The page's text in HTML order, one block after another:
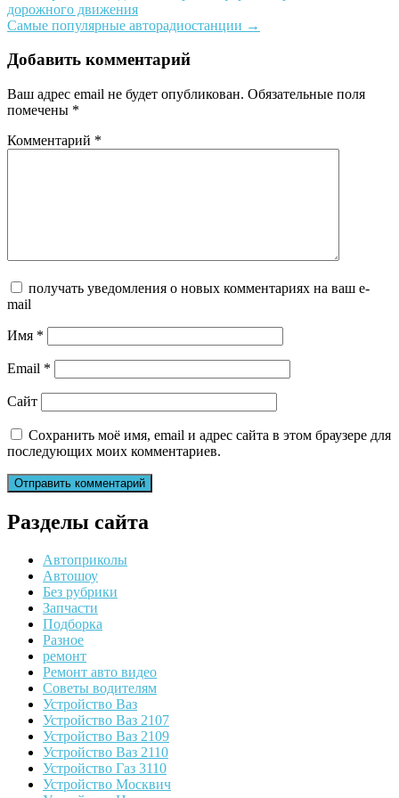
navigation
дорожного движения
Самые популярные авторадиостанции →
Добавить комментарий
Ваш адрес email не будет опубликован. Обязательные поля
помечены *
Комментарий *
получать уведомления о новых комментариях на ваш e-
mail
Имя *
Email *
Сайт
Сохранить моё имя, email и адрес сайта в этом браузере для
последующих моих комментариев.
Разделы сайта
Автоприколы
Автошоу
Без рубрики
Запчасти
Подборка
Разное
ремонт
Ремонт авто видео
Советы водителям
Устройство Ваз
Устройство Ваз 2107
Устройство Ваз 2109
Устройство Ваз 2110
Устройство Газ 3110
Устройство Москвич